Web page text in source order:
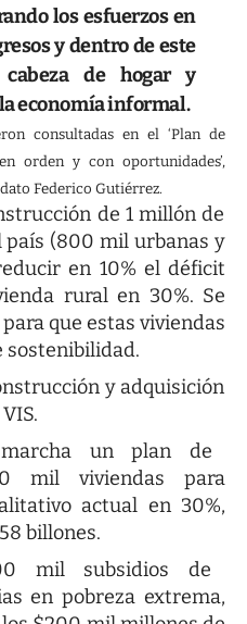
los esfuerzos en
y dentro de este
de hogar y
economía informal.
consultadas en el ‘Plan de
orden y con oportunidades’,
Federico Gutiérrez.
de 1 millón de
país (800 mil urbanas y
en 10% el déficit
rural en 30%. Se
que estas viviendas
sostenibilidad.
y adquisición
un plan de
mil viviendas para
actual en 30%,
billones.
mil subsidios de
en pobreza extrema,